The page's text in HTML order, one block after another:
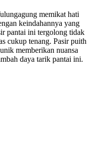
memikat hati
keindahannya yang
pantai ini tergolong tidak
cukup tenang. Pasir puith
memberikan nuansa
daya tarik pantai ini.